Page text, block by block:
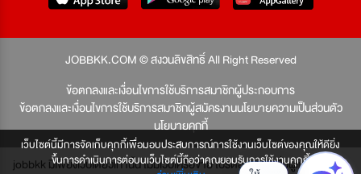
เว็บไซต์นี้มีการจัดเก็บคุกกี้เพื่อมอบประสบการณ์การใช้งานเว็บไซต์ของคุณให้ดียิ่ง
ขึ้นการดำเนินการต่อบนเว็บไซต์นี้ถือว่าคุณยอมรับการใช้งานคุกกี้
JOBBKK.COM © สงวนลิขสิทธิ์ All Right Reserved
ข้อตกลงและเงื่อนไขการใช้บริการสมาชิกผู้ประกอบการ
ข้อตกลงและเงื่อนไขการใช้บริการสมาชิกผู้สมัครงานนโยบายความเป็นส่วนตัว
นโยบายคุกกี้
jobbkk มีเพียงเว็บเดียวเท่านั้น ไม่มีเว็บเครือข่าย โปรดอย่าหลงเชื่อผู้แอบอ้าง และ